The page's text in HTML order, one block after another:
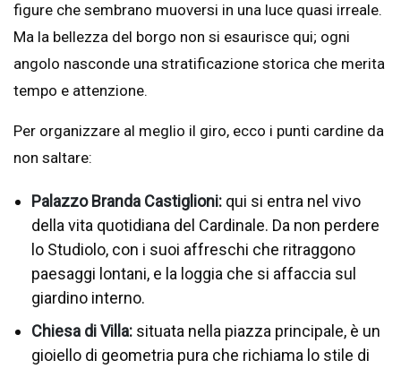
figure che sembrano muoversi in una luce quasi irreale.
Ma la bellezza del borgo non si esaurisce qui; ogni
angolo nasconde una stratificazione storica che merita
tempo e attenzione.
Per organizzare al meglio il giro, ecco i punti cardine da
non saltare:
Palazzo Branda Castiglioni: qui si entra nel vivo
della vita quotidiana del Cardinale. Da non perdere
lo Studiolo, con i suoi affreschi che ritraggono
paesaggi lontani, e la loggia che si affaccia sul
giardino interno.
Chiesa di Villa: situata nella piazza principale, è un
gioiello di geometria pura che richiama lo stile di